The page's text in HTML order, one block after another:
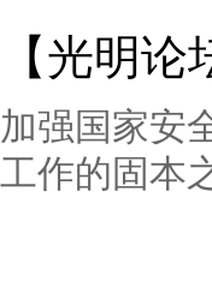
讲座宣传
览集中展
全法》等文
历程与核心
【光明
加强国家安
工作的固本